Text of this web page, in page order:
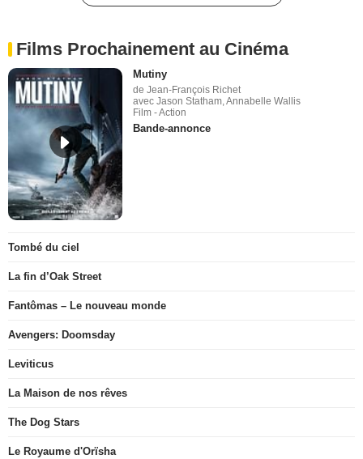
Films Prochainement au Cinéma
Mutiny
de Jean-François Richet
avec Jason Statham, Annabelle Wallis
Film - Action
Bande-annonce
Tombé du ciel
La fin d’Oak Street
Fantômas – Le nouveau monde
Avengers: Doomsday
Leviticus
La Maison de nos rêves
The Dog Stars
Le Royaume d'Orïsha